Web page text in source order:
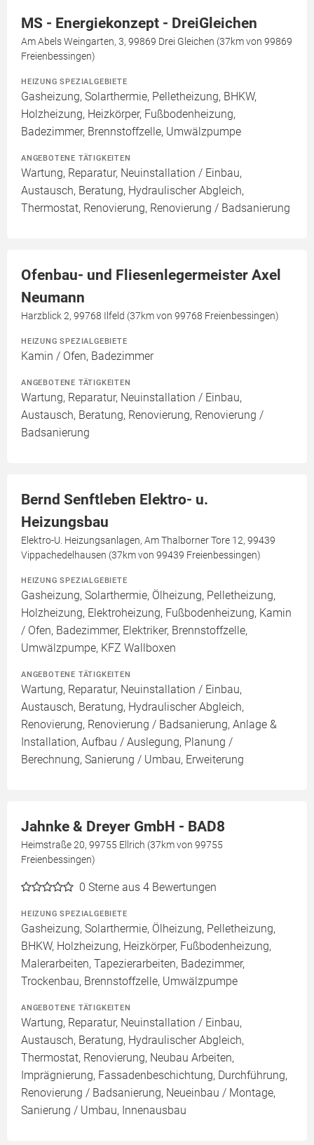
MS - Energiekonzept - DreiGleichen
Am Abels Weingarten, 3, 99869 Drei Gleichen (37km von 99869
Freienbessingen)
HEIZUNG SPEZIALGEBIETE
Gasheizung, Solarthermie, Pelletheizung, BHKW,
Holzheizung, Heizkörper, Fußbodenheizung,
Badezimmer, Brennstoffzelle, Umwälzpumpe
ANGEBOTENE TÄTIGKEITEN
Wartung, Reparatur, Neuinstallation / Einbau,
Austausch, Beratung, Hydraulischer Abgleich,
Thermostat, Renovierung, Renovierung / Badsanierung
Ofenbau- und Fliesenlegermeister Axel
Neumann
Harzblick 2, 99768 Ilfeld (37km von 99768 Freienbessingen)
HEIZUNG SPEZIALGEBIETE
Kamin / Ofen, Badezimmer
ANGEBOTENE TÄTIGKEITEN
Wartung, Reparatur, Neuinstallation / Einbau,
Austausch, Beratung, Renovierung, Renovierung /
Badsanierung
Bernd Senftleben Elektro- u.
Heizungsbau
Elektro-U. Heizungsanlagen, Am Thalborner Tore 12, 99439
Vippachedelhausen (37km von 99439 Freienbessingen)
HEIZUNG SPEZIALGEBIETE
Gasheizung, Solarthermie, Ölheizung, Pelletheizung,
Holzheizung, Elektroheizung, Fußbodenheizung, Kamin
/ Ofen, Badezimmer, Elektriker, Brennstoffzelle,
Umwälzpumpe, KFZ Wallboxen
ANGEBOTENE TÄTIGKEITEN
Wartung, Reparatur, Neuinstallation / Einbau,
Austausch, Beratung, Hydraulischer Abgleich,
Renovierung, Renovierung / Badsanierung, Anlage &
Installation, Aufbau / Auslegung, Planung /
Berechnung, Sanierung / Umbau, Erweiterung
Jahnke & Dreyer GmbH - BAD8
Heimstraße 20, 99755 Ellrich (37km von 99755
Freienbessingen)
0 Sterne aus 4 Bewertungen
HEIZUNG SPEZIALGEBIETE
Gasheizung, Solarthermie, Ölheizung, Pelletheizung,
BHKW, Holzheizung, Heizkörper, Fußbodenheizung,
Malerarbeiten, Tapezierarbeiten, Badezimmer,
Trockenbau, Brennstoffzelle, Umwälzpumpe
ANGEBOTENE TÄTIGKEITEN
Wartung, Reparatur, Neuinstallation / Einbau,
Austausch, Beratung, Hydraulischer Abgleich,
Thermostat, Renovierung, Neubau Arbeiten,
Imprägnierung, Fassadenbeschichtung, Durchführung,
Renovierung / Badsanierung, Neueinbau / Montage,
Sanierung / Umbau, Innenausbau